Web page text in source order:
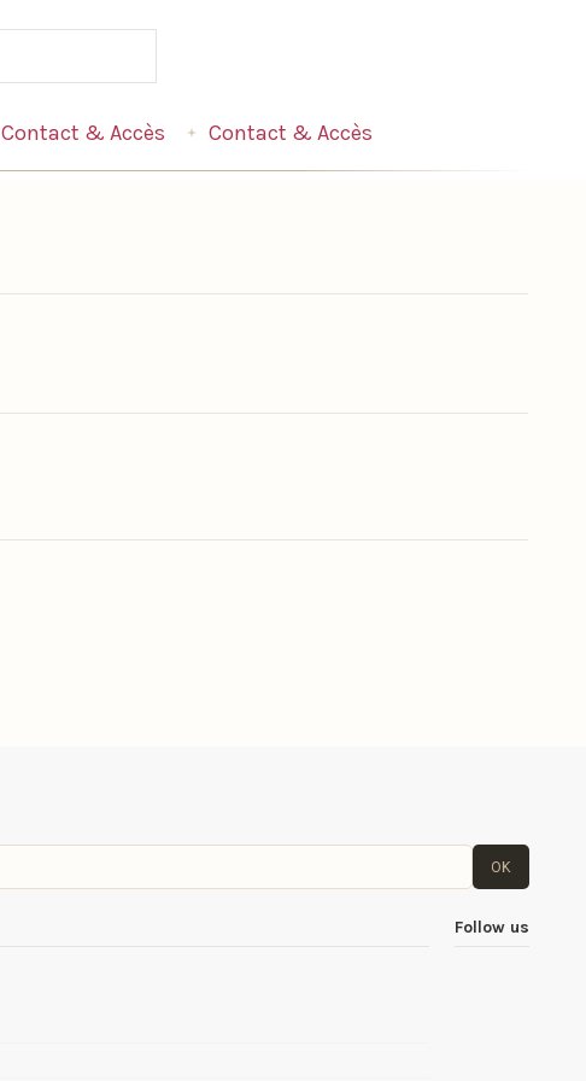
Contact & Accès Contact & Accès
OK
Follow us